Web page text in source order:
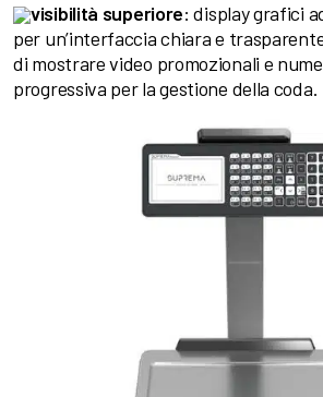
visibilità superiore: display grafici
per un’interfaccia chiara e
di mostrare video promozionali e
progressiva per la gestione della coda.